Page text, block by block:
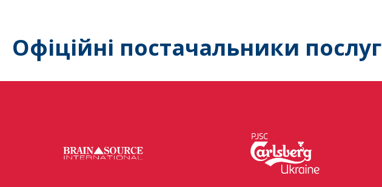
Офіційні постачальники послуг